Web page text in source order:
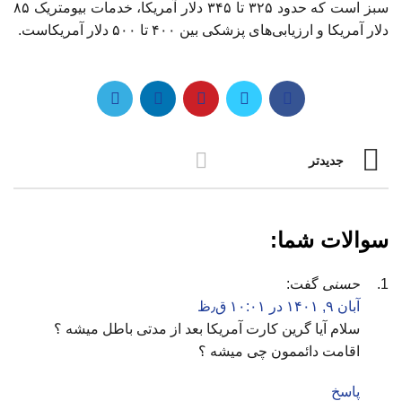
سبز است که حدود ۳۲۵ تا ۳۴۵ دلار آمریکا، خدمات بیومتریک ۸۵
دلار آمریکا و ارزیابی‌های پزشکی بین ۴۰۰ تا ۵۰۰ دلار آمریکاست.
جدیدتر
سوالات شما:
حسنی گفت:
آبان ۹, ۱۴۰۱ در ۱۰:۰۱ ق٫ظ
سلام آیا گرین کارت آمریکا بعد از مدتی باطل میشه ؟
اقامت دائممون چی میشه ؟
پاسخ